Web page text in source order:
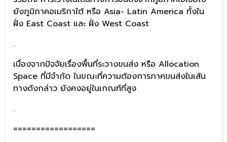
ยังภูมิภาคอเมริกาใต้ หรือ Asia- Latin America ทั้งใน
ฝั่ง East Coast และ ฝั่ง West Coast
.
เนื่องจากปัจจัยเรื่องพื้นที่ระวางขนส่ง หรือ Allocation
Space ที่มีจำกัด ในขณะที่ความต้องการภาคขนส่งในเส้น
ทางดังกล่าว ยังคงอยู่ในเกณฑ์ที่สูง
.
==================